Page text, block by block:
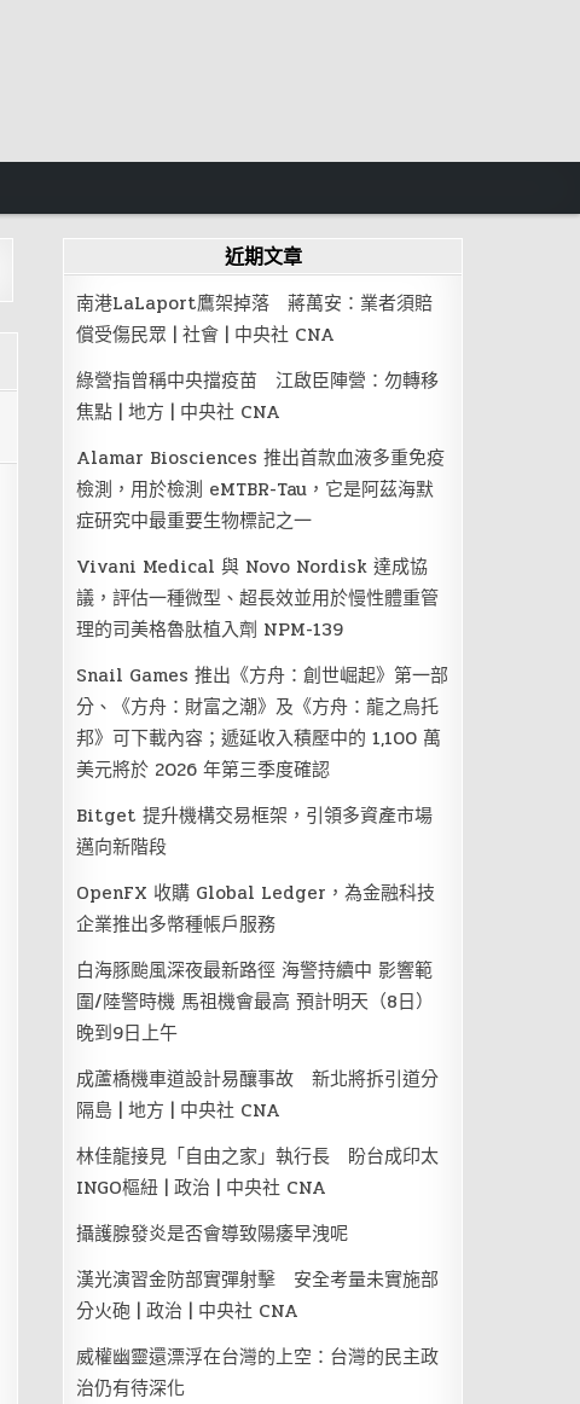
近期文章
南港LaLaport鷹架掉落 蔣萬安：業者須賠
償受傷民眾 | 社會 | 中央社 CNA
綠營指曾稱中央擋疫苗 江啟臣陣營：勿轉移
焦點 | 地方 | 中央社 CNA
Alamar Biosciences 推出首款血液多重免疫
檢測，用於檢測 eMTBR-Tau，它是阿茲海默
症研究中最重要生物標記之一
Vivani Medical 與 Novo Nordisk 達成協
議，評估一種微型、超長效並用於慢性體重管
理的司美格魯肽植入劑 NPM-139
Snail Games 推出《方舟：創世崛起》第一部
分、《方舟：財富之潮》及《方舟：龍之烏托
邦》可下載內容；遞延收入積壓中的 1,100 萬
美元將於 2026 年第三季度確認
Bitget 提升機構交易框架，引領多資產市場
邁向新階段
OpenFX 收購 Global Ledger，為金融科技
企業推出多幣種帳戶服務
白海豚颱風深夜最新路徑 海警持續中 影響範
圍/陸警時機 馬祖機會最高 預計明天（8日）
晚到9日上午
成蘆橋機車道設計易釀事故 新北將拆引道分
隔島 | 地方 | 中央社 CNA
林佳龍接見「自由之家」執行長 盼台成印太
INGO樞紐 | 政治 | 中央社 CNA
攝護腺發炎是否會導致陽痿早洩呢
漢光演習金防部實彈射擊 安全考量未實施部
分火砲 | 政治 | 中央社 CNA
威權幽靈還漂浮在台灣的上空：台灣的民主政
治仍有待深化